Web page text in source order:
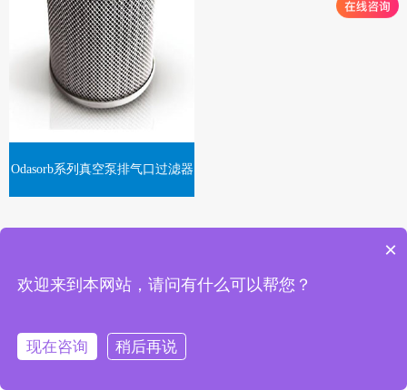
Odasorb系列真空泵排气口过滤器
×
欢迎来到本网站，请问有什么可以帮您？
现在咨询 稍后再说